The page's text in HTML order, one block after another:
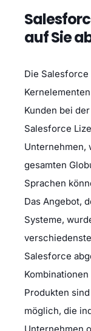
auf Sie
Die
Kunden bei
Salesforce
Unternehmen,
gesamten
Sprachen
Das Angebot,
Systeme,
Salesforce
Produkten
möglich, die